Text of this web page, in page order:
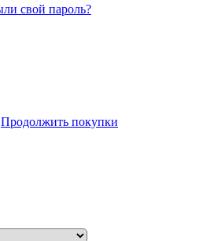
свой пароль?
Продолжить покупки